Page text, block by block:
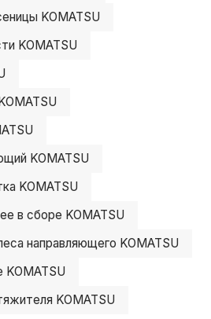
KOMATSU
KOMATSU
KOMATSU
KOMATSU
в сборе KOMATSU
направляющего KOMATSU
KOMATSU
KOMATSU